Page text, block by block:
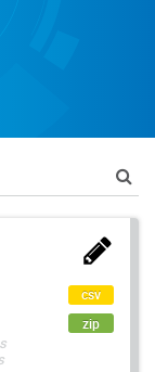
csv
zip